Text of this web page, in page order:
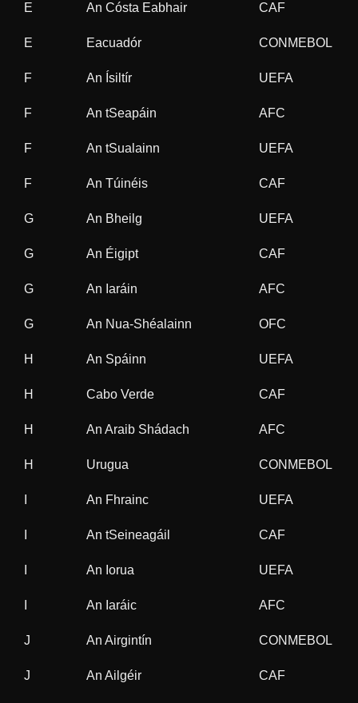
E An Cósta Eabhair CAF
E Eacuadór CONMEBOL
F An Ísiltír UEFA
F An tSeapáin AFC
F An tSualainn UEFA
F An Túinéis CAF
G An Bheilg UEFA
G An Éigipt CAF
G An Iaráin AFC
G An Nua-Shéalainn OFC
H An Spáinn UEFA
H Cabo Verde CAF
H An Araib Shádach AFC
H Urugua CONMEBOL
An Fhrainc UEFA
An tSeineagáil CAF
An Iorua UEFA
An Iaráic AFC
J An Airgintín CONMEBOL
J An Ailgéir CAF